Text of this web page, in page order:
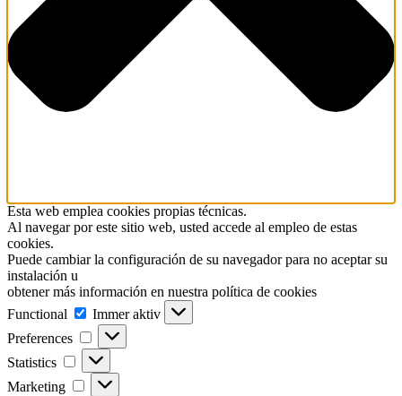
Esta web emplea cookies propias técnicas.
Al navegar por este sitio web, usted accede al empleo de estas
cookies.
Puede cambiar la configuración de su navegador para no aceptar su
instalación u
obtener más información en nuestra política de cookies
Functional
Functional
Immer aktiv
Preferences
Preferences
Statistics Statistics
Marketing Marketing